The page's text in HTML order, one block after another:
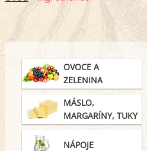
OVOCE A
ZELENINA
MÁSLO,
MARGARÍNY, TUKY
NÁPOJE